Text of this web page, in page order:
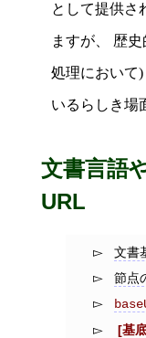
として提供さ
ますが、 歴
処理において
いるらしき場
文書言語
URL
文書
節点
基